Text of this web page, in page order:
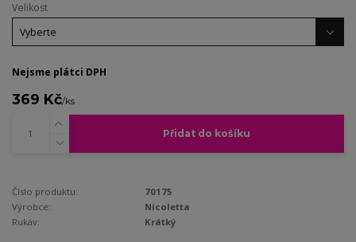
Velikost
Nejsme plátci DPH
369 Kč/ks
Přidat do košíku
Číslo produktu:
70175
Výrobce:
Nicoletta
Rukáv:
Krátký